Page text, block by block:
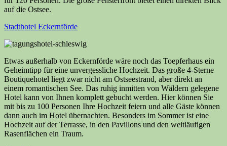
auf die Ostsee.
Stadthotel Eckernförde
Etwas außerhalb von Eckernförde wäre noch das Toepferhaus ein
Geheimtipp für eine unvergessliche Hochzeit. Das große 4-Sterne
Boutiquehotel liegt zwar nicht am Ostseestrand, aber direkt an
einem romantischen See. Das ruhig inmitten von Wäldern gelegene
Hotel kann von Ihnen komplett gebucht werden. Hier können Sie
mit bis zu 100 Personen Ihre Hochzeit feiern und alle Gäste können
dann auch im Hotel übernachten. Besonders im Sommer ist eine
Hochzeit auf der Terrasse, in den Pavillons und den weitläufigen
Rasenflächen ein Traum.